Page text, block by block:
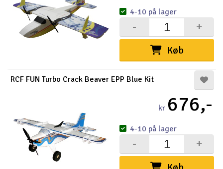
Køb
+
-
4-10 på lager
RCF FUN Turbo Crack Beaver EPP Blue Kit
kr 676,-
+
-
4-10 på lager